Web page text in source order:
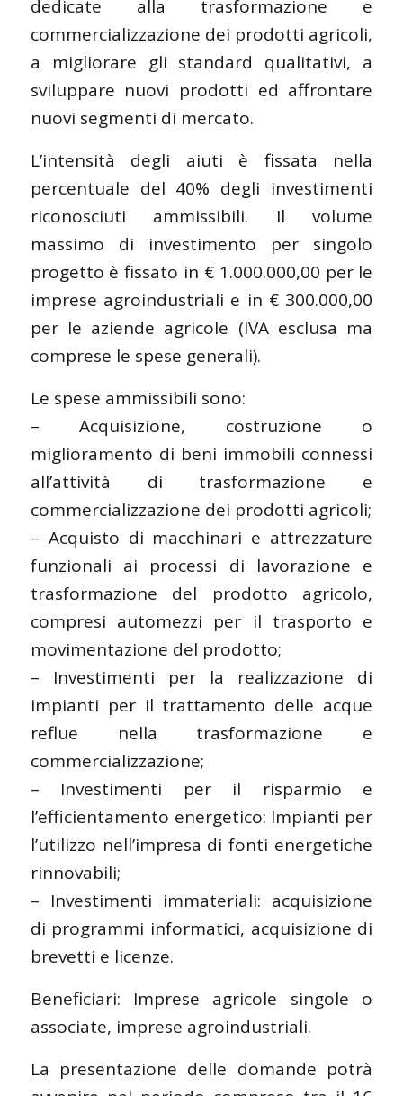
dedicate alla trasformazione e
commercializzazione dei prodotti agricoli,
a migliorare gli standard qualitativi, a
sviluppare nuovi prodotti ed affrontare
nuovi segmenti di mercato.
L’intensità degli aiuti è fissata nella
percentuale del 40% degli investimenti
riconosciuti ammissibili. Il volume
massimo di investimento per singolo
progetto è fissato in € 1.000.000,00 per le
imprese agroindustriali e in € 300.000,00
per le aziende agricole (IVA esclusa ma
comprese le spese generali).
Le spese ammissibili sono:
– Acquisizione, costruzione o
miglioramento di beni immobili connessi
all’attività di trasformazione e
commercializzazione dei prodotti agricoli;
– Acquisto di macchinari e attrezzature
funzionali ai processi di lavorazione e
trasformazione del prodotto agricolo,
compresi automezzi per il trasporto e
movimentazione del prodotto;
– Investimenti per la realizzazione di
impianti per il trattamento delle acque
reflue nella trasformazione e
commercializzazione;
– Investimenti per il risparmio e
l’efficientamento energetico: Impianti per
l’utilizzo nell’impresa di fonti energetiche
rinnovabili;
– Investimenti immateriali: acquisizione
di programmi informatici, acquisizione di
brevetti e licenze.
Beneficiari: Imprese agricole singole o
associate, imprese agroindustriali.
La presentazione delle domande potrà